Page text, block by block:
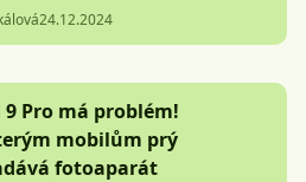
24.12.2024
9 Pro má problém!
mobilům prý
fotoaparát